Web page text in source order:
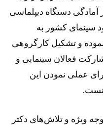
دستگاه دیپلماسی
سینمای کشور به
و تشکیل کارگروهی
فعالان سینمایی و
عملی نمودن این
ویژه و تلاش‌های دکتر